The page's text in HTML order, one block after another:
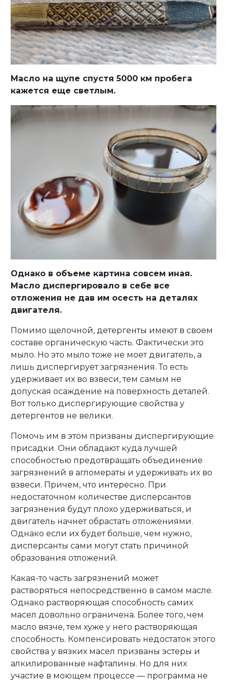
Масло на щупе спустя 5000 км пробега
кажется еще светлым.
Однако в объеме картина совсем иная.
Масло диспергировало в себе все
отложения не дав им осесть на деталях
двигателя.
Помимо щелочной, детергенты имеют в своем
составе органическую часть. Фактически это
мыло. Но это мыло тоже не моет двигатель, а
лишь диспергирует загрязнения. То есть
удерживает их во взвеси, тем самым не
допуская осаждение на поверхность деталей.
Вот только диспергирующие свойства у
детергентов не велики.
Помочь им в этом призваны диспергирующие
присадки. Они обладают куда лучшей
способностью предотвращать объединение
загрязнений в агломераты и удерживать их во
взвеси. Причем, что интересно. При
недостаточном количестве дисперсантов
загрязнения будут плохо удерживаться, и
двигатель начнет обрастать отложениями.
Однако если их будет больше, чем нужно,
дисперсанты сами могут стать причиной
образования отложений.
Какая-то часть загрязнений может
растворяться непосредственно в самом масле.
Однако растворяющая способность самих
масел довольно ограничена. Более того, чем
масло вязче, тем хуже у него растворяющая
способность. Компенсировать недостаток этого
свойства у вязких масел призваны эстеры и
алкилированные нафталины. Но для них
участие в моющем процессе — программа не